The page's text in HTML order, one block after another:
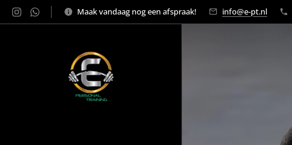
Maak vandaag nog een afspraak! info@e-pt.nl